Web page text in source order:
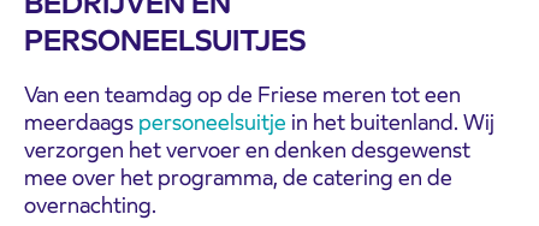
PERSONEELSUITJES
Van een teamdag op de Friese meren tot een
meerdaags personeelsuitje in het buitenland. Wij
verzorgen het vervoer en denken desgewenst
mee over het programma, de catering en de
overnachting.